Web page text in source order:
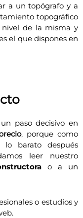
a un topógrafo y a
topográfico
nivel de la misma y
el que dispones en
paso decisivo en
, porque como
barato después
leer nuestro
o a un
o estudios y